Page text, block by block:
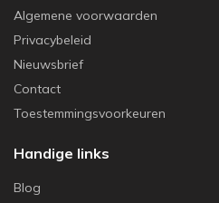
Algemene voorwaarden
Privacybeleid
Nieuwsbrief
Contact
Toestemmingsvoorkeuren
Handige links
Blog